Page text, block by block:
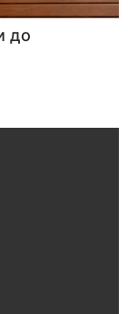
до